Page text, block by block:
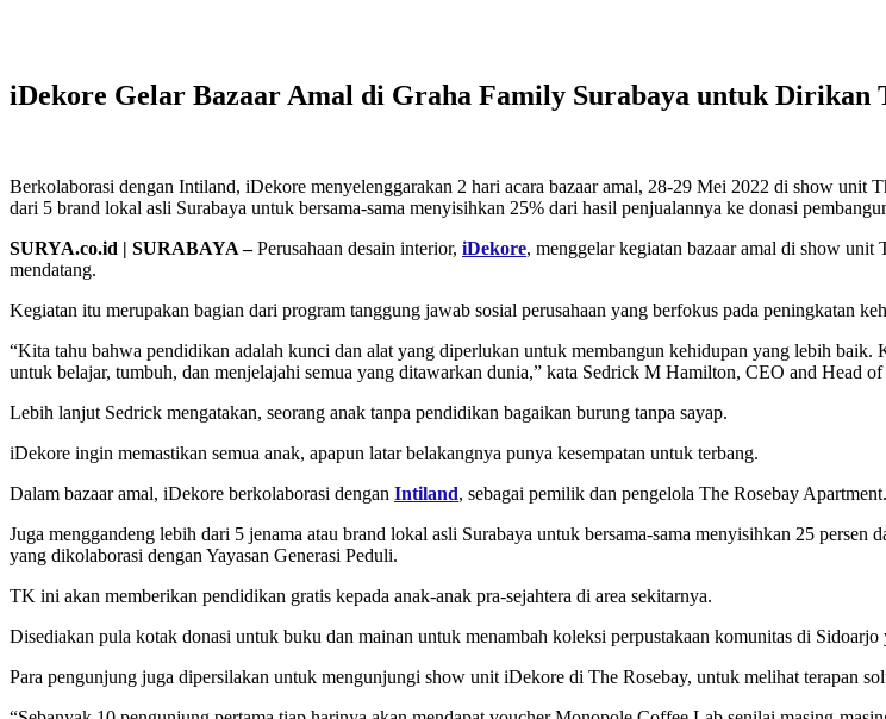
iDekore Gelar Bazaar Amal di Graha Family Surabaya untuk Dirikan
Berkolaborasi dengan Intiland, iDekore menyelenggarakan 2 hari acara bazaar amal, 28-29 Mei 2022 di show
dari 5 brand lokal asli Surabaya untuk bersama-sama menyisihkan 25% dari hasil penjualannya ke donasi
SURYA.co.id | SURABAYA –Perusahaan desain interior, iDekore, menggelar kegiatan bazaar amal di show
mendatang.
Kegiatan itu merupakan bagian dari program tanggung jawab sosial perusahaan yang berfokus pada peningkatan
“Kita tahu bahwa pendidikan adalah kunci dan alat yang diperlukan untuk membangun kehidupan yang lebih
untuk belajar, tumbuh, dan menjelajahi semua yang ditawarkan dunia,” kata Sedrick M Hamilton, CEO and Head
Lebih lanjut Sedrick mengatakan, seorang anak tanpa pendidikan bagaikan burung tanpa sayap.
iDekore ingin memastikan semua anak, apapun latar belakangnya punya kesempatan untuk terbang.
Dalam bazaar amal, iDekore berkolaborasi dengan Intiland, sebagai pemilik dan pengelola The Rosebay Apartment.
Juga menggandeng lebih dari 5 jenama atau brand lokal asli Surabaya untuk bersama-sama menyisihkan 25
yang dikolaborasi dengan Yayasan Generasi Peduli.
TK ini akan memberikan pendidikan gratis kepada anak-anak pra-sejahtera di area sekitarnya.
Disediakan pula kotak donasi untuk buku dan mainan untuk menambah koleksi perpustakaan komunitas di
Para pengunjung juga dipersilakan untuk mengunjungi show unit iDekore di The Rosebay, untuk melihat terapan